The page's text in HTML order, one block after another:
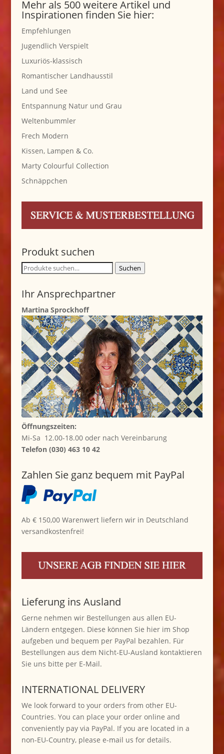
Mehr als 500 weitere Artikel und
Inspirationen finden Sie hier:
Empfehlungen
Jugendlich Verspielt
Luxuriös-klassisch
Romantischer Landhausstil
Land und See
Entspannung Natur und Grau
Weltenbummler
Frech Modern
Kissen, Lampen & Co.
Marty Colourful Collection
Schnäppchen
Produkt suchen
Suche
Suchen
Ihr Ansprechpartner
Martina Sprockhoff
Öffnungszeiten:
Mi-Sa 12.00-18.00 oder nach Vereinbarung
Telefon (030) 463 10 42
Zahlen Sie ganz bequem mit PayPal
Ab € 150,00 Warenwert liefern wir in Deutschland
versandkostenfrei!
Lieferung ins Ausland
Gerne nehmen wir Bestellungen aus allen EU-
Ländern entgegen. Diese können Sie hier im Shop
aufgeben und bequem per PayPal bezahlen. Für
Bestellungen aus dem Nicht-EU-Ausland kontaktieren
Sie uns bitte per E-Mail.
INTERNATIONAL DELIVERY
We look forward to your orders from other EU-
Countries. You can place your order online and
conveniently pay via PayPal. If you are located in a
non-EU-Country, please e-mail us for details.